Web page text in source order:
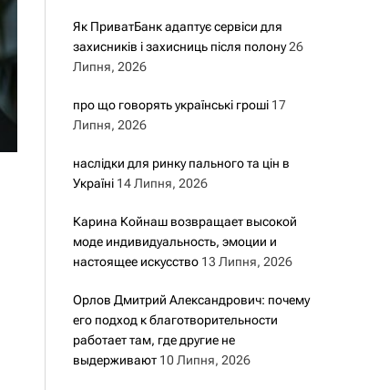
Як ПриватБанк адаптує сервіси для
захисників і захисниць після полону 26
Липня, 2026
про що говорять українські гроші 17
Липня, 2026
наслідки для ринку пального та цін в
Україні 14 Липня, 2026
Карина Койнаш возвращает высокой
моде индивидуальность, эмоции и
настоящее искусство 13 Липня, 2026
Орлов Дмитрий Александрович: почему
его подход к благотворительности
работает там, где другие не
выдерживают 10 Липня, 2026